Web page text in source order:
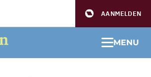
AANMELDEN
MENU